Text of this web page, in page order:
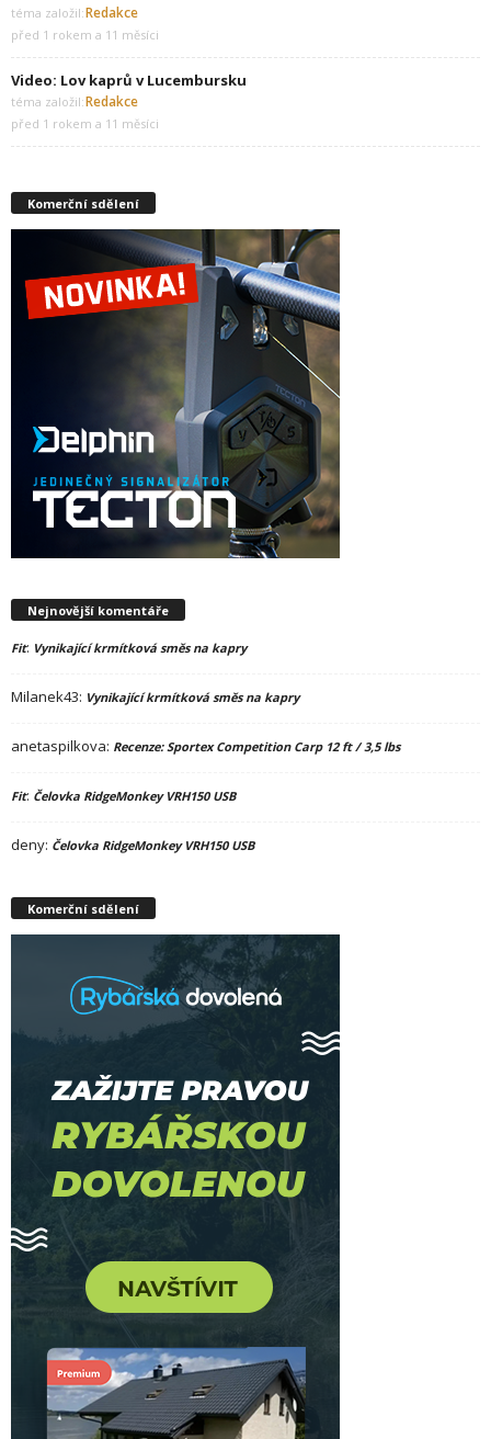
téma založil:Redakce
před 1 rokem a 11 měsíci
Video: Lov kaprů v Lucembursku
téma založil:Redakce
před 1 rokem a 11 měsíci
Komerční sdělení
Nejnovější komentáře
Fit: Vynikající krmítková směs na kapry
Milanek43: Vynikající krmítková směs na kapry
anetaspilkova: Recenze: Sportex Competition Carp 12 ft / 3,5 lbs
Fit: Čelovka RidgeMonkey VRH150 USB
deny: Čelovka RidgeMonkey VRH150 USB
Komerční sdělení